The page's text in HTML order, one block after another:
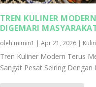
TREN KULINER
DIGEMARI
oleh mimin1 | Apr 21, 2026|
Tren Kuliner Modern Terus
Sangat Pesat Seiring Dengan